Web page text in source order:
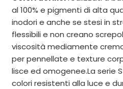
al 100% e pigmenti di alta
inodori e anche se stesi in
flessibili e non creano
viscosità mediamente
per pennellate e texture
lisce ed omogenee.La serie
colori resistenti alla luce e